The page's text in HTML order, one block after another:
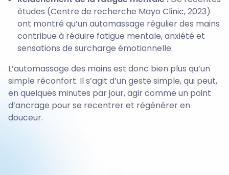
études (Centre de recherche Mayo Clinic, 2023)
ont montré qu’un automassage régulier des mains
contribue à réduire fatigue mentale, anxiété et
sensations de surcharge émotionnelle.
L’automassage des mains est donc bien plus qu’un
simple réconfort. Il s’agit d’un geste simple, qui peut,
en quelques minutes par jour, agir comme un point
d’ancrage pour se recentrer et régénérer en
douceur.